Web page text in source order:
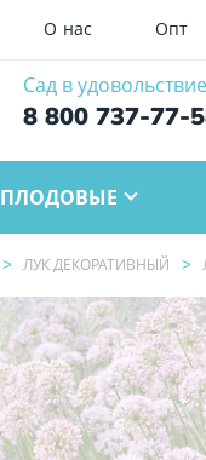
О нас Опт
Сад в
8 800 737-77-
ПЛОДОВЫЕ
ЛУК ДЕКОРАТИВНЫЙ